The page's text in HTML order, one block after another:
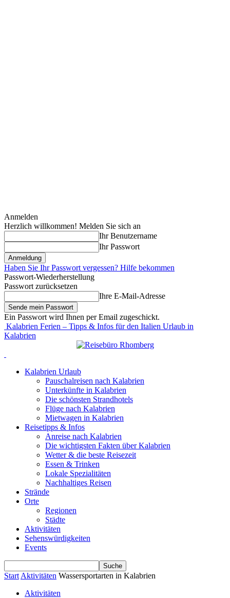
Anmelden
Herzlich willkommen! Melden Sie sich an
Ihr Benutzername
Ihr Passwort
Haben Sie Ihr Passwort vergessen? Hilfe bekommen
Passwort-Wiederherstellung
Passwort zurücksetzen
Ihre E-Mail-Adresse
Ein Passwort wird Ihnen per Email zugeschickt.
Kalabrien Ferien – Tipps & Infos für den Italien Urlaub in
Kalabrien
Kalabrien Urlaub
Pauschalreisen nach Kalabrien
Unterkünfte in Kalabrien
Die schönsten Strandhotels
Flüge nach Kalabrien
Mietwagen in Kalabrien
Reisetipps & Infos
Anreise nach Kalabrien
Die wichtigsten Fakten über Kalabrien
Wetter & die beste Reisezeit
Essen & Trinken
Lokale Spezialitäten
Nachhaltiges Reisen
Strände
Orte
Regionen
Städte
Aktivitäten
Sehenswürdigkeiten
Events
Start Aktivitäten Wassersportarten in Kalabrien
Aktivitäten